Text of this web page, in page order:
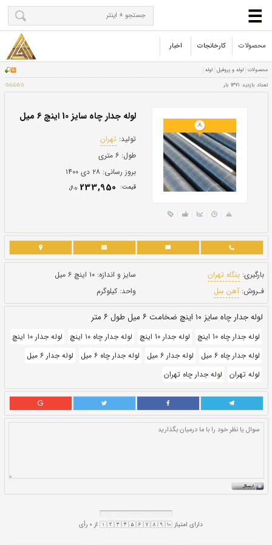
محصولات کارخانجات اخبار
لوله جدار چاه سایز 10 اینچ 6 میل
طول:۶ متری
بروز رسانی:
قيمت: 233,950 ريال
واحد:کیلوگرم